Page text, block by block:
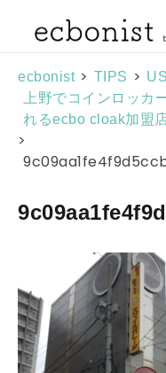
ecbonist > TIPS >
上野でコインロッカ
れるecbo cloak加盟
>